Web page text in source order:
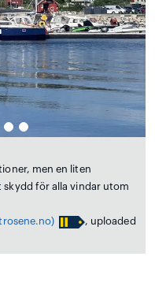
men en liten
för alla vindar utom
, uploaded